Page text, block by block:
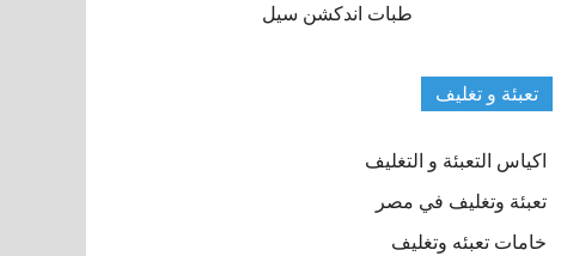
طبات اندكشن سيل
تعبئة و تغليف
اكياس التعبئة و التغليف
تعبئة وتغليف في مصر
خامات تعبئه وتغليف